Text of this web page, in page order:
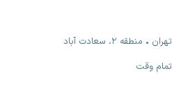
تهران
منطقه ۲، سعادت آباد
تمام وقت